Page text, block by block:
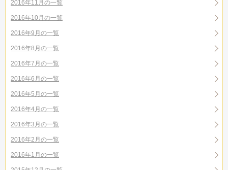
2016年11月の一覧
2016年10月の一覧
2016年9月の一覧
2016年8月の一覧
2016年7月の一覧
2016年6月の一覧
2016年5月の一覧
2016年4月の一覧
2016年3月の一覧
2016年2月の一覧
2016年1月の一覧